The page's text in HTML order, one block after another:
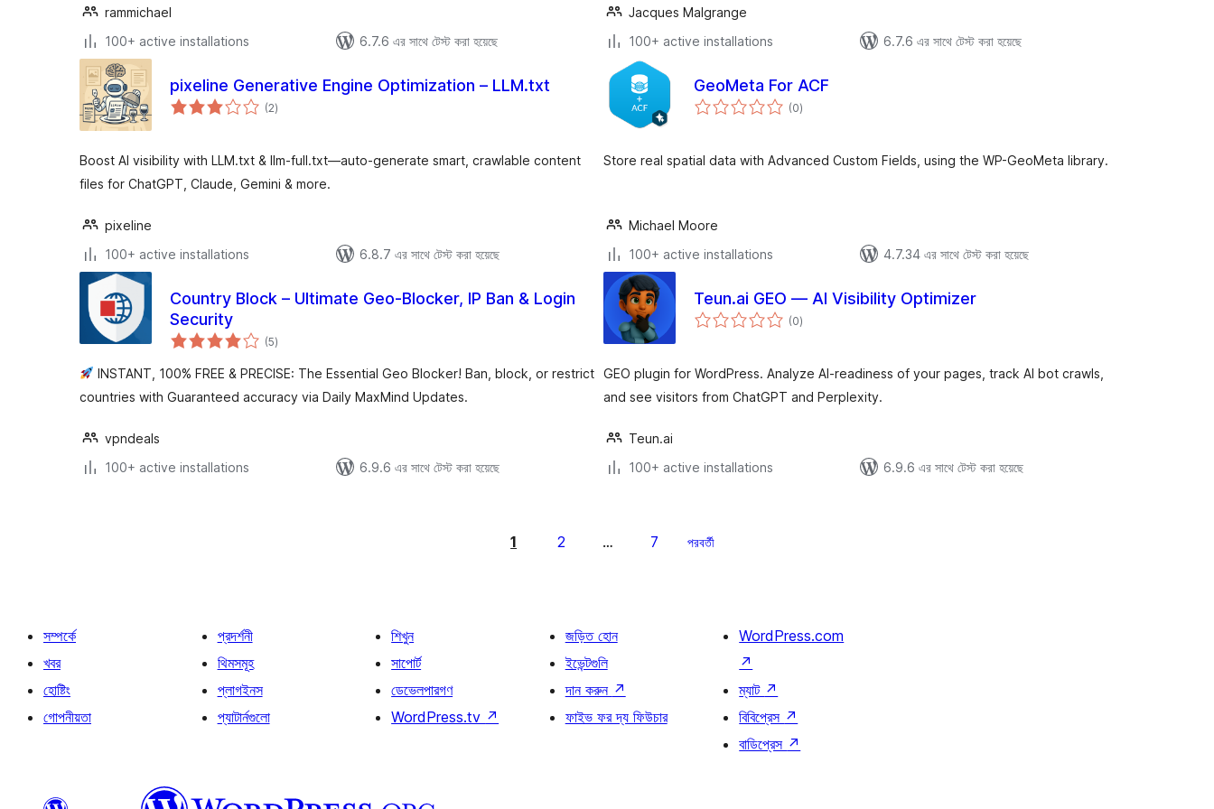
rammichael
100+ active installations
6.7.6 এর সাথে টেস্ট করা হয়েছে
Jacques Malgrange
100+ active installations
6.7.6 এর সাথে টেস্ট করা হয়েছে
pixeline Generative Engine Optimization – LLM.txt
(2total
ratings
)
Boost AI visibility with LLM.txt & llm-full.txt—auto-generate smart, crawlable content
files for ChatGPT, Claude, Gemini & more.
pixeline
100+ active installations
6.8.7 এর সাথে টেস্ট করা হয়েছে
GeoMeta For ACF
(0total
ratings
)
Store real spatial data with Advanced Custom Fields, using the WP-GeoMeta library.
Michael Moore
100+ active installations
4.7.34 এর সাথে টেস্ট করা হয়েছে
Country Block – Ultimate Geo-Blocker, IP Ban & Login
Security
(5total
ratings
)
INSTANT, 100% FREE & PRECISE: The Essential Geo Blocker! Ban, block, or restrict
countries with Guaranteed accuracy via Daily MaxMind Updates.
vpndeals
100+ active installations
6.9.6 এর সাথে টেস্ট করা হয়েছে
Teun.ai GEO — AI Visibility Optimizer
(0total
ratings
)
GEO plugin for WordPress. Analyze AI-readiness of your pages, track AI bot crawls,
and see visitors from ChatGPT and Perplexity.
Teun.ai
100+ active installations
6.9.6 এর সাথে টেস্ট করা হয়েছে
1 2 … 7 পরবর্তী
সম্পর্কে
খবর
হোষ্টিং
গোপনীয়তা
প্রদর্শনী
থিমসমূহ
প্লাগইনস
প্যাটার্নগুলো
শিখুন
সাপোর্ট
ডেভেলপারগণ
WordPress.tv ↗
জড়িত হোন
ইভেন্টগুলি
দান করুন ↗
ফাইভ ফর দ্য ফিউচার
WordPress.com
↗
ম্যাট ↗
বিবিপ্রেস ↗
বাডিপ্রেস ↗